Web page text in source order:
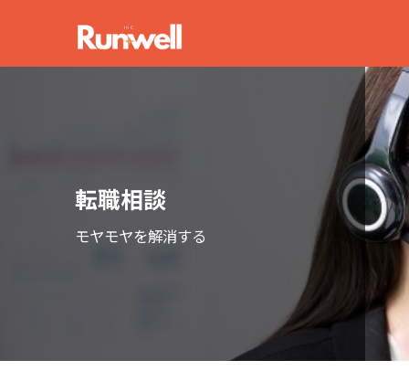
転職相談
モヤモヤを解消する